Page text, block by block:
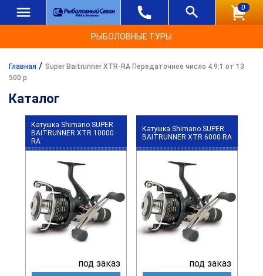
0
РЫБОЛОВНЫЕ ТУРЫ
Главная / Super Baitrunner XTR-RA Передаточное число 4.9:1 от 13
500 р.
Каталог
Катушка Shimano SUPER
BAITRUNNER XTR 10000
RA
под заказ
Катушка Shimano SUPER
BAITRUNNER XTR 6000 RA
под заказ